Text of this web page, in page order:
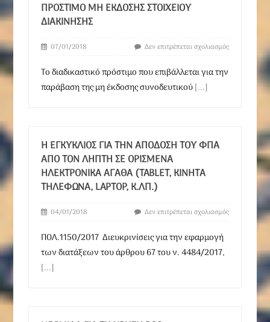
ΠΡΌΣΤΙΜΟ ΜΗ ΈΚΔΟΣΗΣ ΣΤΟΙΧΕΊΟΥ
ΔΙΑΚΊΝΗΣΗΣ
07/01/2018 Δεν επιτρέπεται σχολιασμός
Το διαδικαστικό πρόστιμο που επιβάλλεται για την
παράβαση της μη έκδοσης συνοδευτικού[...]
Η ΕΓΚΎΚΛΙΟΣ ΓΙΑ ΤΗΝ ΑΠΌΔΟΣΗ ΤΟΥ ΦΠΑ
ΑΠΌ ΤΟΝ ΛΉΠΤΗ ΣΕ ΟΡΙΣΜΈΝΑ
ΗΛΕΚΤΡΟΝΙΚΆ ΑΓΑΘΆ (TABLET, ΚΙΝΗΤΆ
ΤΗΛΈΦΩΝΑ, LAPTOP, Κ.ΛΠ.)
04/01/2018 Δεν επιτρέπεται σχολιασμός
ΠΟΛ.1150/2017 Διευκρινίσεις για την εφαρμογή
των διατάξεων του άρθρου 67 του ν. 4484/2017,
[...]